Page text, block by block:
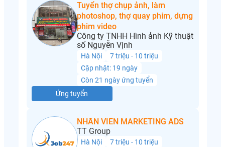
Tuyển thợ chụp ảnh, làm
photoshop, thợ quay phim, dựng
phim video
Công ty TNHH Hình ảnh Kỹ thuật
số Nguyễn Vịnh
Hà Nội
7 triệu - 10 triệu
Cập nhật: 19 ngày
Còn 21 ngày ứng tuyển
Ứng tuyển
NHÂN VIÊN MARKETING ADS
TT Group
Hà Nội
7 triệu - 10 triệu